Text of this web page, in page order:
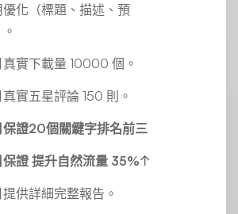
優化（標題、描述、預
實下載量 10000 個。
實五星評論 150 則。
保證20個關鍵字排名前三
保證 提升自然流量 35%↑
供詳細完整報告。